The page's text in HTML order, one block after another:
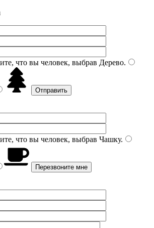
что вы человек, выбрав Дерево.
что вы человек, выбрав Чашку.